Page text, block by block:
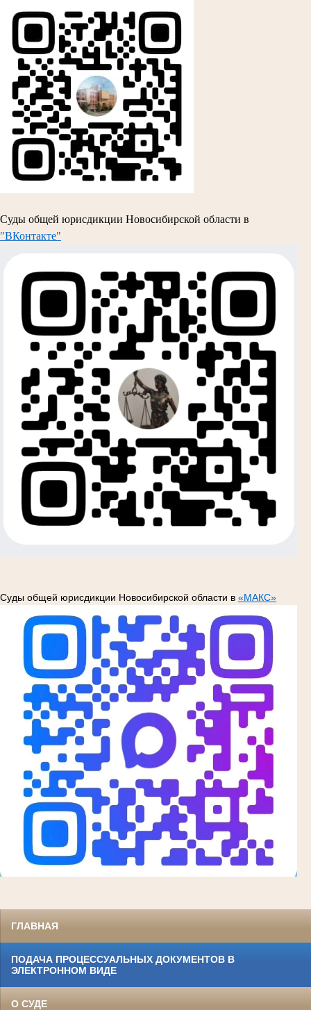
Суды общей юрисдикции Новосибирской области в
"ВКонтакте"
Суды общей юрисдикции Новосибирской области в «МАКС»
ГЛАВНАЯ
ПОДАЧА ПРОЦЕССУАЛЬНЫХ ДОКУМЕНТОВ В
ЭЛЕКТРОННОМ ВИДЕ
О СУДЕ